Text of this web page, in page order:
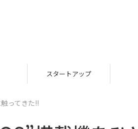
スタートアップ
ってきた!!